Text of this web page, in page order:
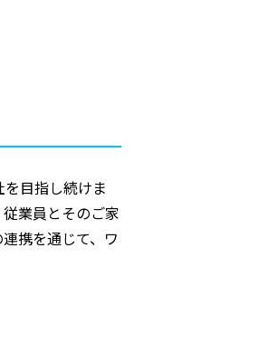
目指し続けま
業員とそのご家
携を通じて、ワ